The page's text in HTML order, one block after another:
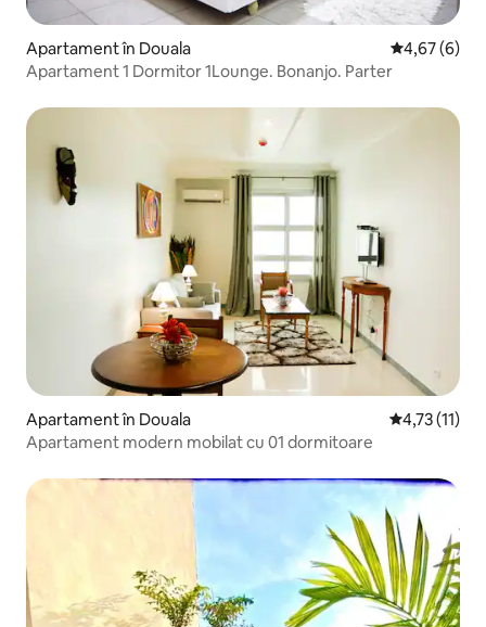
Apartament în Douala Scor mediu
4,67 (6)
Apartament 1 Dormitor 1Lounge. Bonanjo. Parter
Apartament în Douala Scor mediu
4,73 (11)
Apartament modern mobilat cu 01 dormitoare